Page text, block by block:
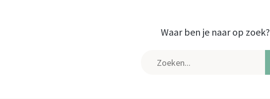
Waar ben je naar op zoek?